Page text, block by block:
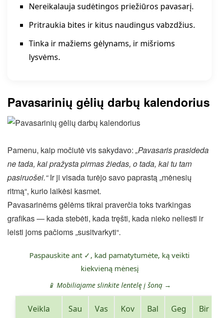
Nereikalauja sudėtingos priežiūros pavasarį.
Pritraukia bites ir kitus naudingus vabzdžius.
Tinka ir mažiems gėlynams, ir mišrioms
lysvėms.
Pavasarinių gėlių darbų kalendorius
Pamenu, kaip močiutė vis sakydavo: „Pavasaris prasideda
ne tada, kai pražysta pirmas žiedas, o tada, kai tu tam
pasiruošei.“Ir ji visada turėjo savo paprastą „mėnesių
ritmą“, kurio laikėsi kasmet.
Pavasarinėms gėlėms tikrai praverčia toks tvarkingas
grafikas — kada stebėti, kada tręšti, kada nieko neliesti ir
leisti joms pačioms „susitvarkyti“.
Paspauskite ant ✓, kad pamatytumėte, ką veikti
kiekvieną mėnesį
📱 Mobiliajame slinkite lentelę į šoną →
Veikla Sau Vas Kov Bal Geg Bir